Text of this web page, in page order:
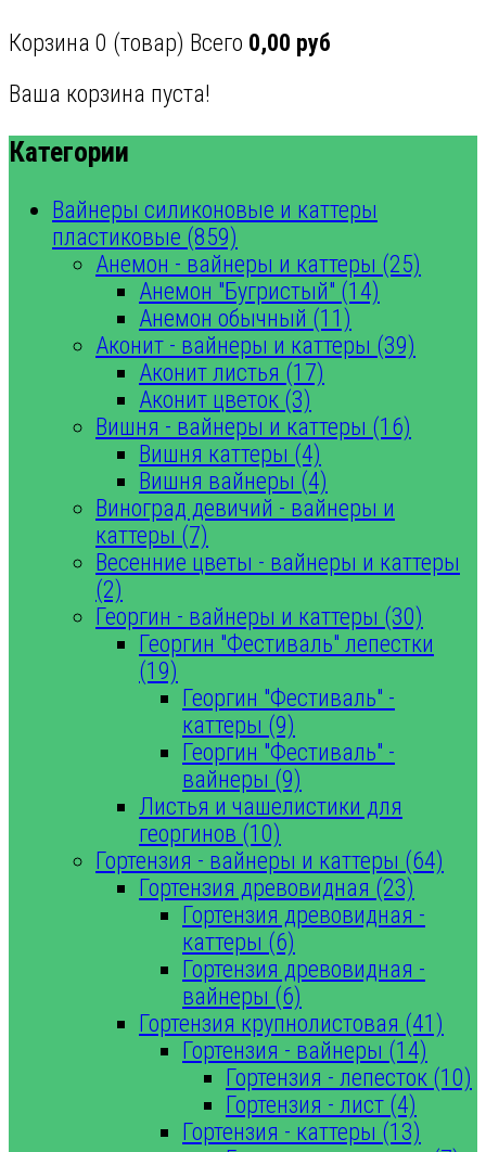
Корзина 0 (товар) Всего 0,00 руб
Ваша корзина пуста!
Категории
Вайнеры силиконовые и каттеры
пластиковые (859)
Анемон - вайнеры и каттеры (25)
Анемон "Бугристый" (14)
Анемон обычный (11)
Аконит - вайнеры и каттеры (39)
Аконит листья (17)
Аконит цветок (3)
Вишня - вайнеры и каттеры (16)
Вишня каттеры (4)
Вишня вайнеры (4)
Виноград девичий - вайнеры и
каттеры (7)
Весенние цветы - вайнеры и каттеры
(2)
Георгин - вайнеры и каттеры (30)
Георгин "Фестиваль" лепестки
(19)
Георгин "Фестиваль" -
каттеры (9)
Георгин "Фестиваль" -
вайнеры (9)
Листья и чашелистики для
георгинов (10)
Гортензия - вайнеры и каттеры (64)
Гортензия древовидная (23)
Гортензия древовидная -
каттеры (6)
Гортензия древовидная -
вайнеры (6)
Гортензия крупнолистовая (41)
Гортензия - вайнеры (14)
Гортензия - лепесток (10)
Гортензия - лист (4)
Гортензия - каттеры (13)